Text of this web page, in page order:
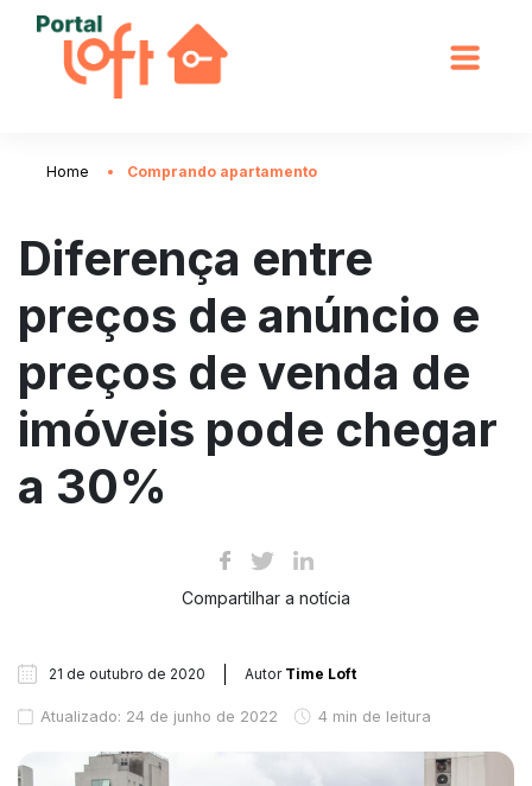
Home Comprando apartamento
Diferença entre
preços de anúncio e
preços de venda de
imóveis pode chegar
a 30%
Compartilhar a notícia
21 de outubro de 2020 Autor Time Loft
Atualizado: 24 de junho de 2022 4 min de leitura